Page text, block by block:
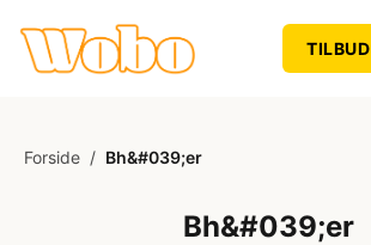
TILBUD
Forside / Bh&#039;er
Bh&#039;er